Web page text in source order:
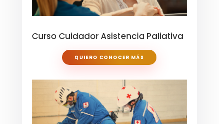
Curso Cuidador Asistencia Paliativa
QUIERO CONOCER MÁS